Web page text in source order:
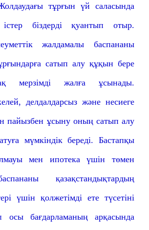
тұрғын үй саласында
біздерді қуантып отыр.
жалдамалы баспананы
сатып алу құқын бере
мерзімді жалға ұсынады.
делдалдарсыз және несиеге
пайызбен ұсыну оның сатып алу
мүмкіндік береді. Бастапқы
мен ипотека үшін төмен
қазақстандықтардың
үшін қолжетімді ете түсетіні
осы бағдарламаның арқасында